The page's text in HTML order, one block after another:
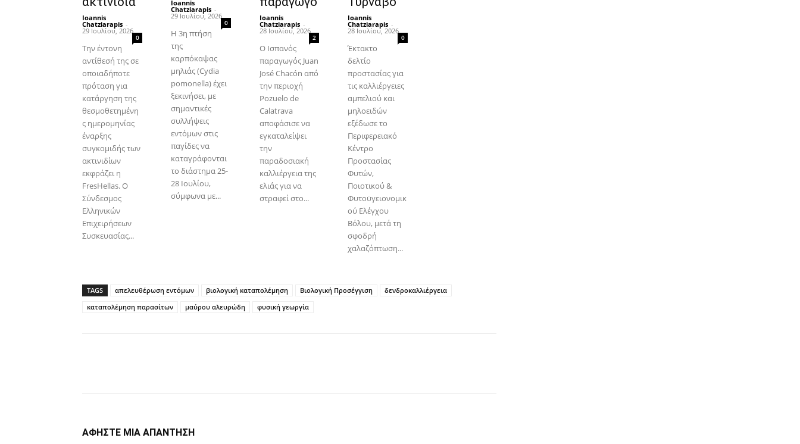
Ioannis
Chatziarapis -
29 Ιουλίου, 2026
0
Την έντονη
αντίθεσή της σε
οποιαδήποτε
πρόταση για
κατάργηση της
θεσμοθετημένη
ς ημερομηνίας
έναρξης
συγκομιδής των
ακτινιδίων
εκφράζει η
FresHellas. Ο
Σύνδεσμος
Ελληνικών
Επιχειρήσεων
Συσκευασίας...
Ioannis
Chatziarapis -
29 Ιουλίου, 2026
0
Η 3η πτήση
της
καρπόκαψας
μηλιάς (Cydia
pomonella) έχει
ξεκινήσει, με
σημαντικές
συλλήψεις
εντόμων στις
παγίδες να
καταγράφονται
το διάστημα 25-
28 Ιουλίου,
σύμφωνα με...
Ioannis
Chatziarapis -
28 Ιουλίου, 2026
2
Ο Ισπανός
παραγωγός Juan
José Chacón από
την περιοχή
Pozuelo de
Calatrava
αποφάσισε να
εγκαταλείψει
την
παραδοσιακή
καλλιέργεια της
ελιάς για να
στραφεί στο...
Ioannis
Chatziarapis -
28 Ιουλίου, 2026
0
Έκτακτο
δελτίο
προστασίας για
τις καλλιέργειες
αμπελιού και
μηλοειδών
εξέδωσε το
Περιφερειακό
Κέντρο
Προστασίας
Φυτών,
Ποιοτικού &
Φυτοϋγειονομικ
ού Ελέγχου
Βόλου, μετά τη
σφοδρή
χαλαζόπτωση...
TAGS απελευθέρωση εντόμων βιολογική καταπολέμηση Βιολογική Προσέγγιση
δενδροκαλλιέργεια
καταπολέμηση παρασίτων
μαύρου αλευρώδη φυσική γεωργία
ΑΦΗΣΤΕ ΜΙΑ ΑΠΑΝΤΗΣΗ